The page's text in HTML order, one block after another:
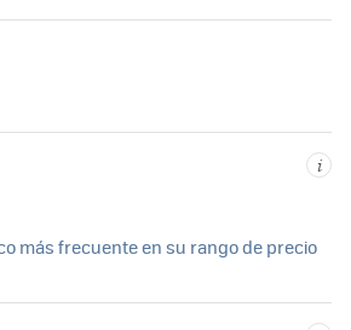
i
más frecuente en su rango de precio